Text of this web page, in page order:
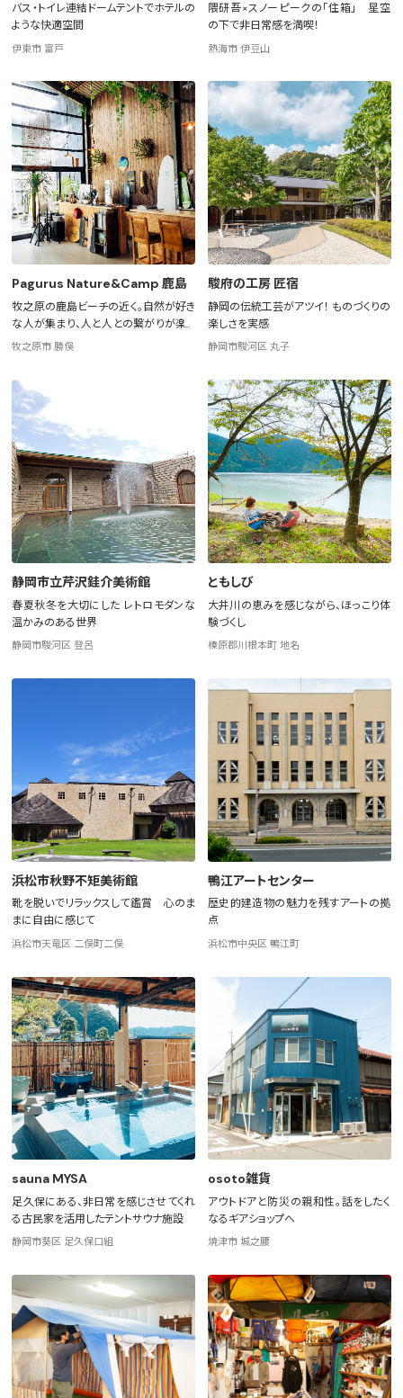
バス・トイレ連結ドームテントでホテルの
ような快適空間
伊東市 富戸
隈研吾×スノーピークの「住箱」 星空
の下で非日常感を満喫！
熱海市 伊豆山
Pagurus Nature&Camp 鹿島
牧之原の鹿島ビーチの近く。自然が好き
な人が集まり、人と人との繋がりが楽し
めるゲストハウス
牧之原市 勝俣
駿府の工房 匠宿
静岡の伝統工芸がアツイ！ ものづくりの
楽しさを実感
静岡市駿河区 丸子
静岡市立芹沢銈介美術館
春夏秋冬を大切にした レトロモダンな
温かみのある世界
静岡市駿河区 登呂
ともしび
大井川の恵みを感じながら、ほっこり体
験づくし
榛原郡川根本町 地名
浜松市秋野不矩美術館
靴を脱いでリラックスして鑑賞 心のま
まに自由に感じて
浜松市天竜区 二俣町二俣
鴨江アートセンター
歴史的建造物の魅力を残すアートの拠
点
浜松市中央区 鴨江町
sauna MYSA
足久保にある、非日常を感じさせてくれ
る古民家を活用したテントサウナ施設
静岡市葵区 足久保口組
osoto雑貨
アウトドアと防災の親和性。話をしたく
なるギアショップへ
焼津市 城之腰